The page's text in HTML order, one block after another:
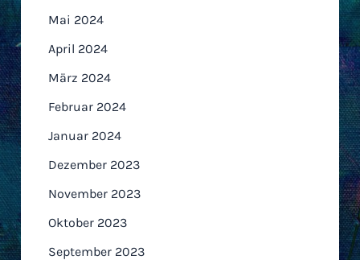
Mai 2024
April 2024
März 2024
Februar 2024
Januar 2024
Dezember 2023
November 2023
Oktober 2023
September 2023